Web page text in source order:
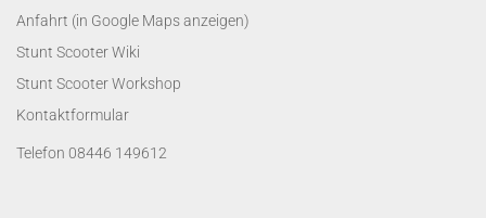
Anfahrt (in Google Maps anzeigen)
Stunt Scooter Wiki
Stunt Scooter Workshop
Kontaktformular
Telefon 08446 149612